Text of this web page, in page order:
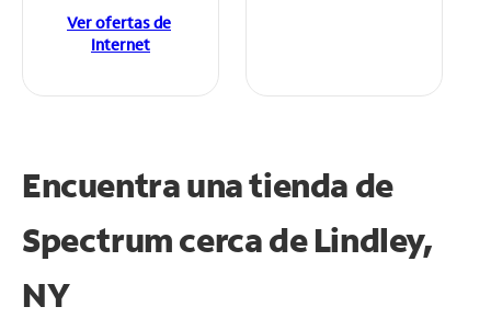
Ver ofertas de
Internet
Encuentra una tienda de
Spectrumcerca de Lindley,
NY